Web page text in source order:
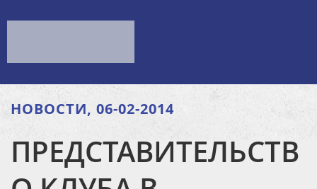
НОВОСТИ, 06-02-2014
ПРЕДСТАВИТЕЛЬСТВ